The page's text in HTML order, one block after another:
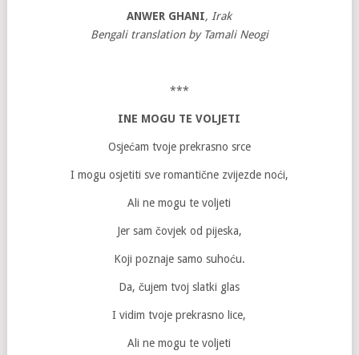
ANWER GHANI, Irak
Bengali translation by Tamali Neogi
***
INE MOGU TE VOLJETI
Osjećam tvoje prekrasno srce
I mogu osjetiti sve romantične zvijezde noći,
Ali ne mogu te voljeti
Jer sam čovjek od pijeska,
Koji poznaje samo suhoću.
Da, čujem tvoj slatki glas
I vidim tvoje prekrasno lice,
Ali ne mogu te voljeti